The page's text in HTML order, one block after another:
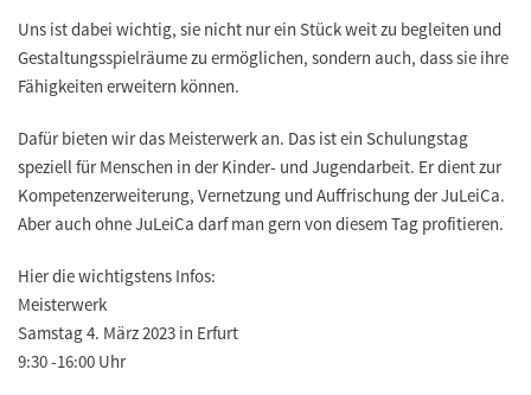
Uns ist dabei wichtig, sie nicht nur ein Stück weit zu begleiten und
Gestaltungsspielräume zu ermöglichen, sondern auch, dass sie ihre
Fähigkeiten erweitern können.
Dafür bieten wir das Meisterwerk an. Das ist ein Schulungstag
speziell für Menschen in der Kinder- und Jugendarbeit. Er dient zur
Kompetenzerweiterung, Vernetzung und Auffrischung der JuLeiCa.
Aber auch ohne JuLeiCa darf man gern von diesem Tag profitieren.
Hier die wichtigstens Infos:
Meisterwerk
Samstag 4. März 2023 in Erfurt
9:30 -16:00 Uhr